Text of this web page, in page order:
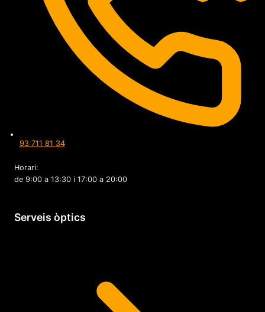
93 711 81 34
Horari:
de 9:00 a 13:30 i 17:00 a 20:00
Serveis òptics